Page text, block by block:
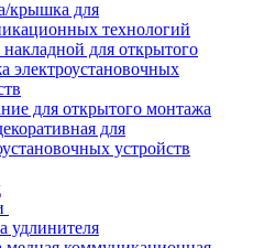
крышка для
технологий
для открытого
электроустановочных
для открытого монтажа
для
устройств
удлинителя